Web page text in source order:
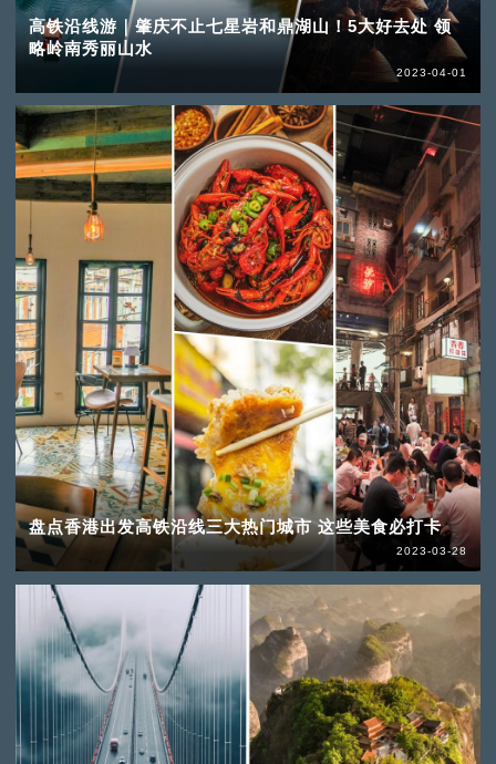
高铁沿线游｜肇庆不止七星岩和鼎湖山！5大好去处 领
略岭南秀丽山水
2023-04-01
盘点香港出发高铁沿线三大热门城市 这些美食必打卡
2023-03-28